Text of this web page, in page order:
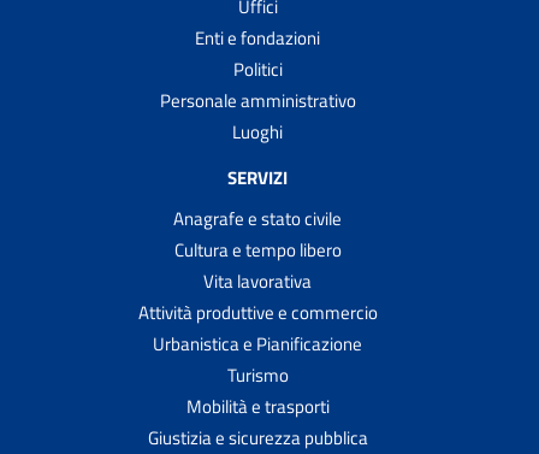
Uffici
Enti e fondazioni
Politici
Personale amministrativo
Luoghi
SERVIZI
Anagrafe e stato civile
Cultura e tempo libero
Vita lavorativa
Attività produttive e commercio
Urbanistica e Pianificazione
Turismo
Mobilità e trasporti
Giustizia e sicurezza pubblica